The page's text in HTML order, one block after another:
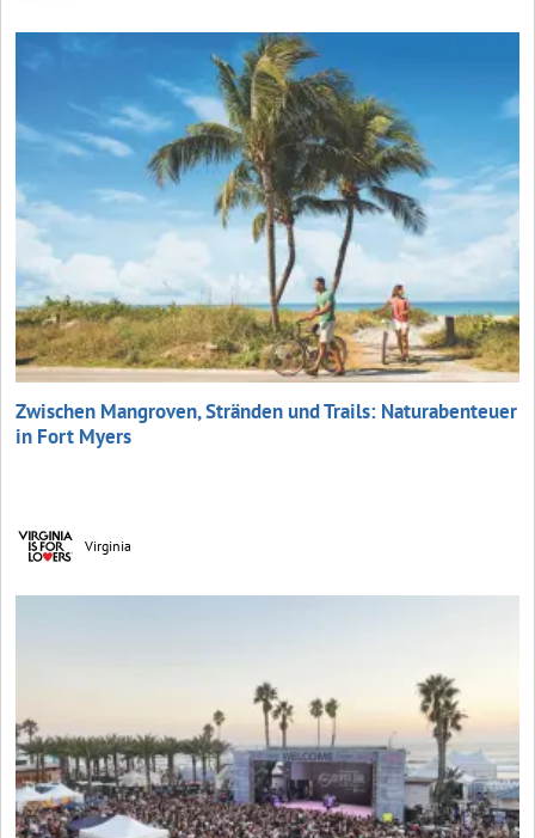
Zwischen Mangroven, Stränden und Trails: Naturabenteuer
in Fort Myers
Virginia